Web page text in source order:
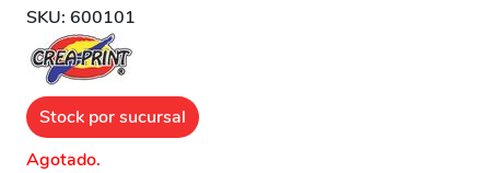
SKU: 600101
Stock por sucursal
Agotado.